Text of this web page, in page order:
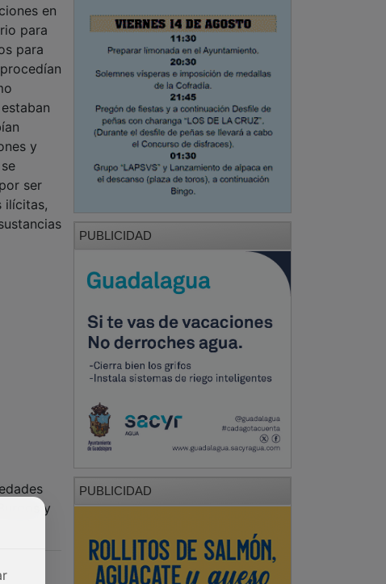
en
para
para
y
ser
ilícitas,
y
PUBLICIDAD
PUBLICIDAD